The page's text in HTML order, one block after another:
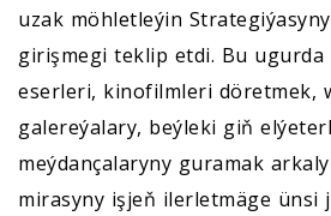
uzak möhletleýin
girişmegi teklip etdi. Bu
eserleri, kinofilmleri döretmek,
galereýalary, beýleki giň
meýdançalaryny guramak
mirasyny işjeň ilerletmäge ünsi